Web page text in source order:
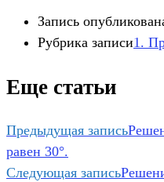
Запись
Рубрика записи1.
Еще статьи
Предыдущая запись
равен 30°.
Следующая запись